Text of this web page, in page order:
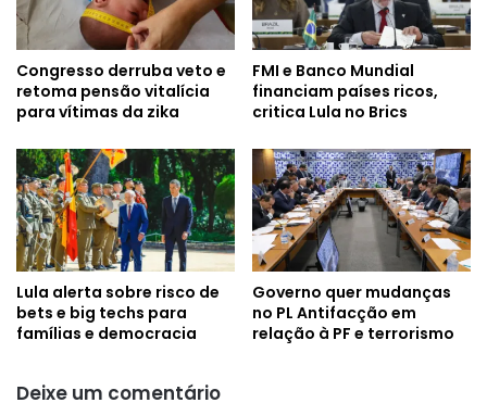
Congresso derruba veto e
retoma pensão vitalícia
para vítimas da zika
FMI e Banco Mundial
financiam países ricos,
critica Lula no Brics
Lula alerta sobre risco de
bets e big techs para
famílias e democracia
Governo quer mudanças
no PL Antifacção em
relação à PF e terrorismo
Deixe um comentário